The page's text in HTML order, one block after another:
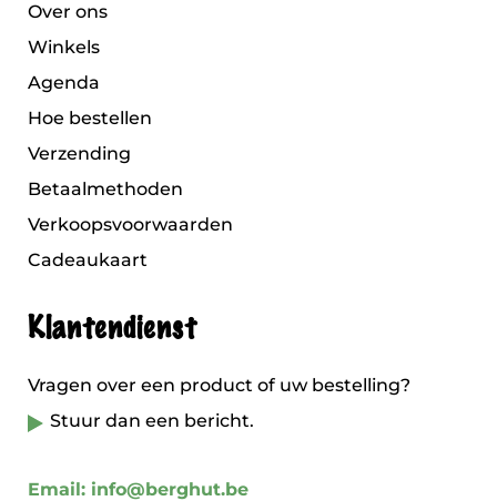
Over ons
Winkels
Agenda
Hoe bestellen
Verzending
Betaalmethoden
Verkoopsvoorwaarden
Cadeaukaart
Klantendienst
Vragen over een product of uw bestelling?
Stuur dan een bericht.
Email: info@berghut.be